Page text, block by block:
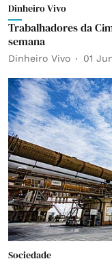
Dinheiro Vivo
Trabalhadores da
semana
Dinheiro Vivo 01
Sociedade